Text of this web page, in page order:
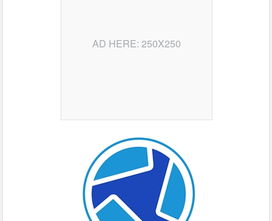
AD HERE: 250X250